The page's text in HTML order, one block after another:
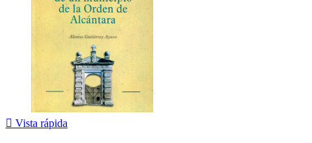
 Vista rápida